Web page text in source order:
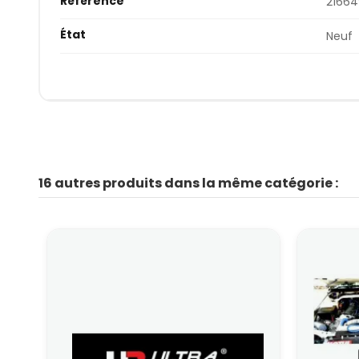
État Neuf
16 autres produits dans la même catégorie :